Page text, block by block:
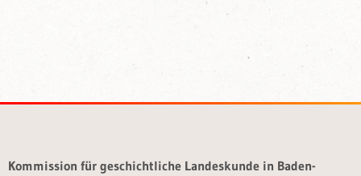
Kommission für geschichtliche Landeskunde in Baden-